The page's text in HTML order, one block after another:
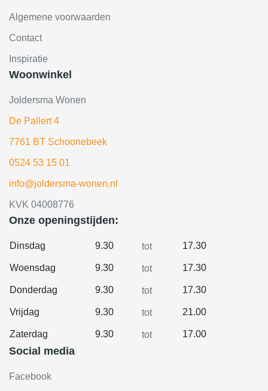
Algemene voorwaarden
Contact
Inspiratie
Woonwinkel
Joldersma Wonen
De Pallert 4
7761 BT Schoonebeek
0524 53 15 01
info@joldersma-wonen.nl
KVK 04008776
Onze openingstijden:
Dinsdag 9.30 tot 17.30
Woensdag 9.30 tot 17.30
Donderdag 9.30 tot 17.30
Vrijdag 9.30 tot 21.00
Zaterdag 9.30 tot 17.00
Social media
Facebook